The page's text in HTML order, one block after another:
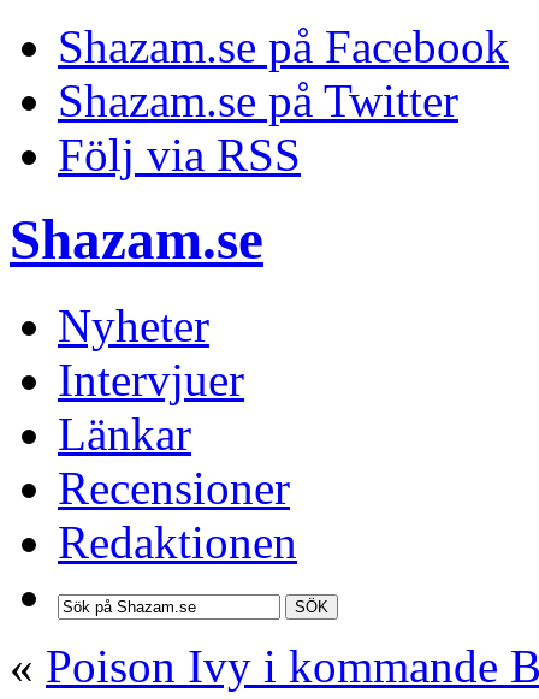
Shazam.se på Facebook
Shazam.se på Twitter
Följ via RSS
Shazam.se
Nyheter
Intervjuer
Länkar
Recensioner
Redaktionen
SÖK
« Poison Ivy i kommande